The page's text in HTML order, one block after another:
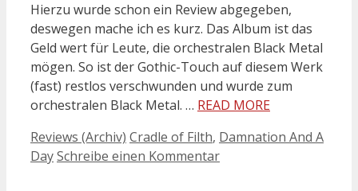
Hierzu wurde schon ein Review abgegeben,
deswegen mache ich es kurz. Das Album ist das
Geld wert für Leute, die orchestralen Black Metal
mögen. So ist der Gothic-Touch auf diesem Werk
(fast) restlos verschwunden und wurde zum
orchestralen Black Metal. … READ MORE
Kategorien
Reviews (Archiv) Schlagwörter
Cradle of Filth, Damnation And A
DaySchreibe einen Kommentar